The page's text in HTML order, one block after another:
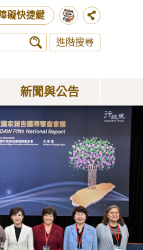
礙快捷鍵
進階搜尋
新聞與公告